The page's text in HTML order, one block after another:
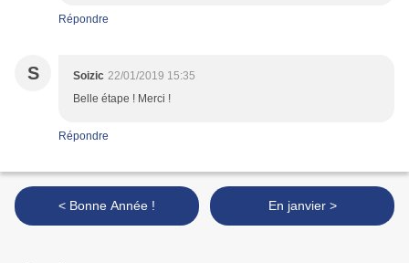
Répondre
S Soizic 22/01/2019 15:35
Belle étape ! Merci !
Répondre
< Bonne Année ! En janvier >